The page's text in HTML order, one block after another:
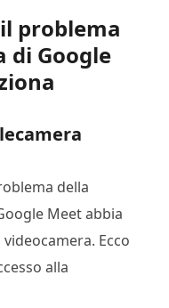
problema
di Google
della
Meet abbia
Ecco
alla